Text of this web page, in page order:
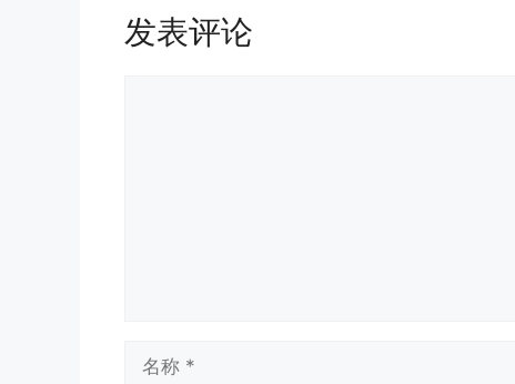
发表评论